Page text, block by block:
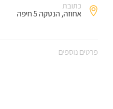
כתובת
אחוזה, הנטקה 5 חיפה
פרטים נוספים